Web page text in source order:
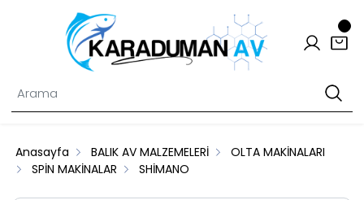
Anasayfa BALIK AV MALZEMELERİ
OLTA MAKİNALARI
SPİN MAKİNALAR
SHİMANO